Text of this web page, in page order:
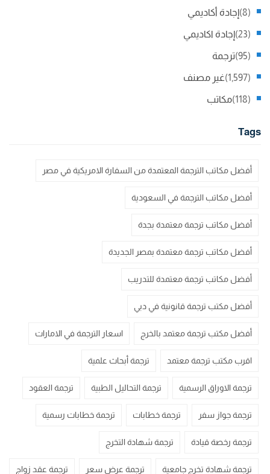
إجادة أكاديمي (8)
إجادة اكاديمي (23)
ترجمة (95)
غير مصنف (1,597)
مكاتب (118)
Tags
أفضل مكاتب الترجمة المعتمدة من السفارة الامريكية في مصر
أفضل مكاتب الترجمة في السعودية
أفضل مكاتب ترجمة معتمدة بجدة
أفضل مكاتب ترجمة معتمدة بمصر الجديدة
أفضل مكاتب ترجمة معتمدة للتدريب
أفضل مكتب ترجمة قانونية في دبي
أفضل مكتب ترجمة معتمد بالخرج اسعار الترجمة في الامارات
اقرب مكتب ترجمة معتمد ترجمة أبحاث علمية
ترجمة الاوراق الرسمية ترجمة التحاليل الطبية ترجمة العقود
ترجمة جواز سفر ترجمة خطابات ترجمة خطابات رسمية
ترجمة رخصة قيادة ترجمة شهادة التخرج
ترجمة شهادة تخرج جامعية ترجمة عرض سعر ترجمة عقد زواج